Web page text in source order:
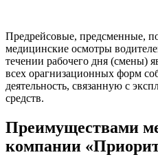
Предрейсовые, предсменные,
медицинские осмотры
течении рабочего дня (смены)
всех орагнизационных форм
деятельность, связанную с
средств.
Преимуществами
компании